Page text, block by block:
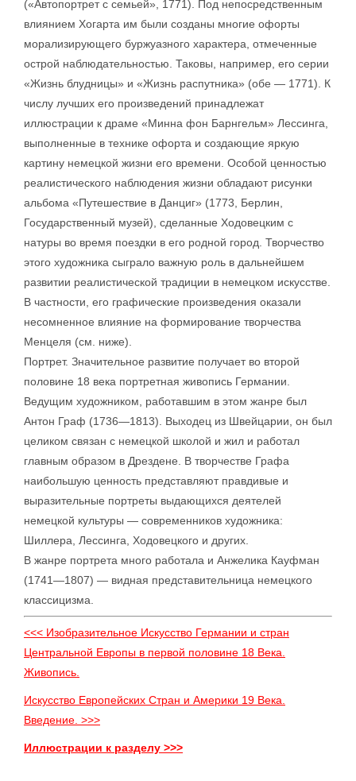
(«Автопортрет с семьей», 1771). Под непосредственным
влиянием Хогарта им были созданы многие офорты
морализирующего буржуазного характера, отмеченные
острой наблюдательностью. Таковы, например, его серии
«Жизнь блудницы» и «Жизнь распутника» (обе — 1771). К
числу лучших его произведений принадлежат
иллюстрации к драме «Минна фон Барнгельм» Лессинга,
выполненные в технике офорта и создающие яркую
картину немецкой жизни его времени. Особой ценностью
реалистического наблюдения жизни обладают рисунки
альбома «Путешествие в Данциг» (1773, Берлин,
Государственный музей), сделанные Ходовецким с
натуры во время поездки в его родной город. Творчество
этого художника сыграло важную роль в дальнейшем
развитии реалистической традиции в немецком искусстве.
В частности, его графические произведения оказали
несомненное влияние на формирование творчества
Менцеля (см. ниже).
Портрет. Значительное развитие получает во второй
половине 18 века портретная живопись Германии.
Ведущим художником, работавшим в этом жанре был
Антон Граф (1736—1813). Выходец из Швейцарии, он был
целиком связан с немецкой школой и жил и работал
главным образом в Дрездене. В творчестве Графа
наибольшую ценность представляют правдивые и
выразительные портреты выдающихся деятелей
немецкой культуры — современников художника:
Шиллера, Лессинга, Ходовецкого и других.
В жанре портрета много работала и Анжелика Кауфман
(1741—1807) — видная представительница немецкого
классицизма.
<<< Изобразительное Искусство Германии и стран
Центральной Европы в первой половине 18 Века.
Живопись.
Искусство Европейских Стран и Америки 19 Века.
Введение. >>>
Иллюстрации к разделу >>>